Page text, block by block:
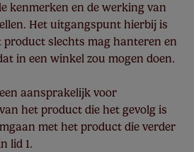
kenmerken en de werking van
Het uitgangspunt hierbij is
slechts mag hanteren en
in een winkel zou mogen doen.
aansprakelijk voor
het product die het gevolg is
met het product die verder
lid 1.